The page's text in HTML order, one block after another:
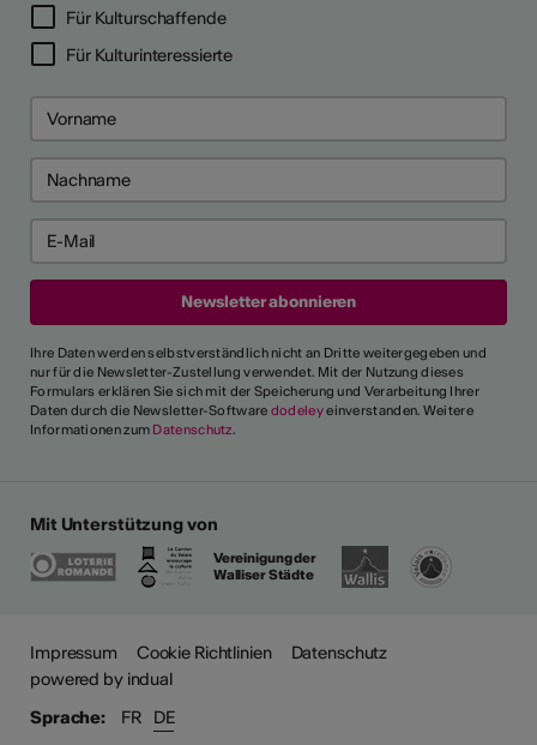
Für Kulturschaffende
Für Kulturinteressierte
Ihre Daten werden selbstverständlich nicht an Dritte weitergegeben und
nur für die Newsletter-Zustellung verwendet. Mit der Nutzung dieses
Formulars erklären Sie sich mit der Speicherung und Verarbeitung Ihrer
Daten durch die Newsletter-Software dodeleyeinverstanden. Weitere
Informationen zum Datenschutz.
Mit Unterstützung von
Vereinigung der
Walliser Städte
Impressum Cookie Richtlinien
Datenschutz
powered by indual
Sprache:
FR DE